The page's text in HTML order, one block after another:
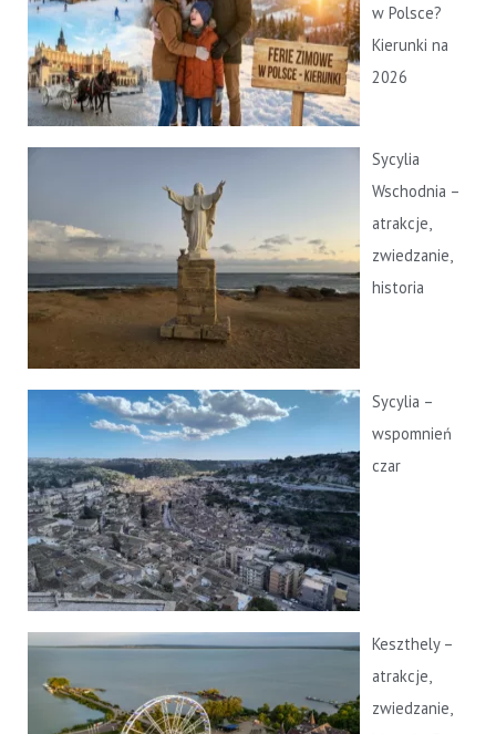
w Polsce?
Kierunki na
2026
Sycylia
Wschodnia –
atrakcje,
zwiedzanie,
historia
Sycylia –
wspomnień
czar
Keszthely –
atrakcje,
zwiedzanie,